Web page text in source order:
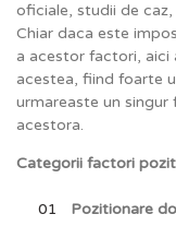
oficiale, studii de
Chiar daca este
a acestor factori,
acestea, fiind foarte
urmareaste un
acestora.
Categorii factori
Pozitionare